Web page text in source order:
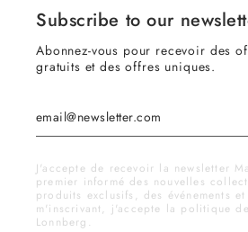
Subscribe to our
Abonnez-vous pour recevoir des
gratuits et des offres uniques.
J'accepte de recevoir la newsletter
premier informé des nouvelles
produits exclusifs, des événements
m'inscrivant, j'accepte la politique
Lonnberg.